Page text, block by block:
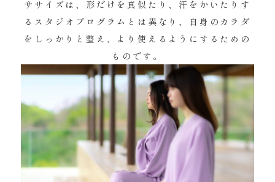
ササイズは、形だけを真似たり、汗をかいたりす
るスタジオプログラムとは異なり、自身のカラダ
をしっかりと整え、より使えるようにするための
ものです。